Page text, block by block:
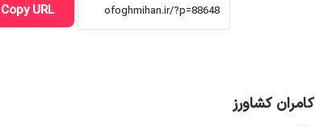
Copy URL
کامران کشاورز